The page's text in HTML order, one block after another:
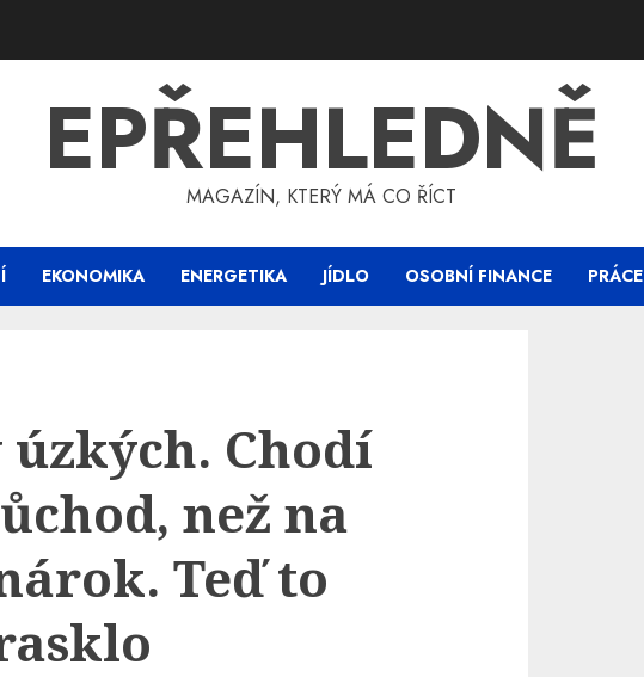
EPŘEHLEDNĚ
MAGAZÍN, KTERÝ MÁ CO ŘÍCT
EKONOMIKA ENERGETIKA JÍDLO OSOBNÍ FINANCE PRÁCE
úzkých. Chodí
než na
Teď to